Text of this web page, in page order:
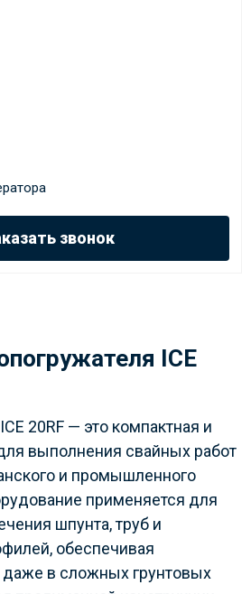
звонок
ICE
20RF — это компактная и
выполнения свайных работ
и промышленного
применяется для
шпунта, труб и
обеспечивая
даже в сложных грунтовых